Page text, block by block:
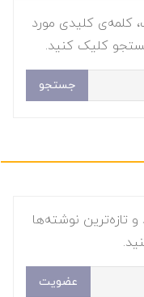
کلمه‌ی کلیدی مورد
کلیک کنید.
جستجو
تازه‌ترین نوشته‌ها
عضویت